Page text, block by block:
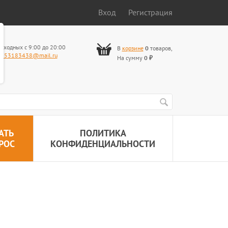
Вход Регистрация
с 9:00 до 20:00
В корзине 0товаров,
На сумму 0 ₽
ПОЛИТИКА
КОНФИДЕНЦИАЛЬНОСТИ